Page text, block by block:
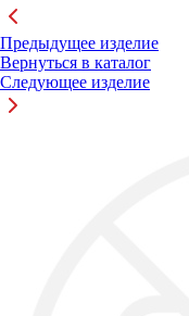
Предыдущее изделие
Вернуться в каталог
Следующее изделие